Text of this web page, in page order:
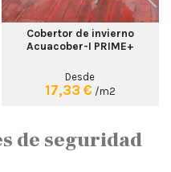
Cobertor de invierno
Acuacober-I PRIME+
Desde
17,33 € /m2
de seguridad